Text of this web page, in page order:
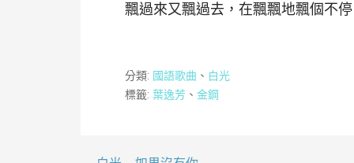
飄過來又飄過去，在飄飄地飄個不停
分類: 國語歌曲 、 白光
標籤: 葉逸芳 、 金鋼